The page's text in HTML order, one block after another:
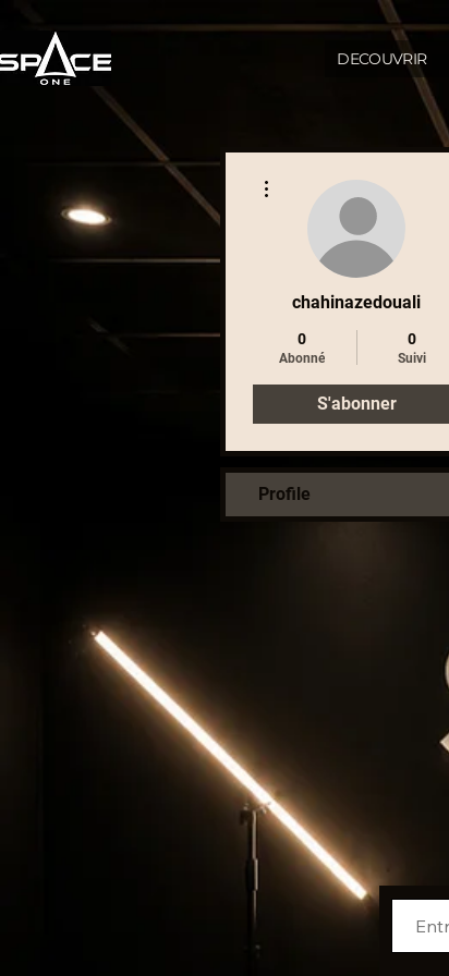
DECOUVRIR
chahinazedouali
0
Abonné
0
Suivi
S'abonner
Profile